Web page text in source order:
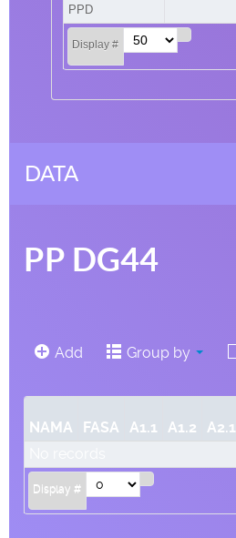
Display #
PPD
DATA
PP DG44
Add Group by
NAMA FASA A1.1 A1.2 A2.1
Display #